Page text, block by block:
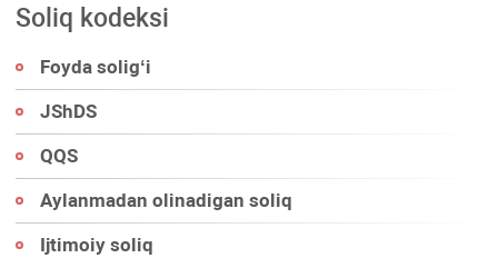
Soliq kodeksi
Foyda soligʻi
JShDS
QQS
Aylanmadan olinadigan soliq
Ijtimoiy soliq